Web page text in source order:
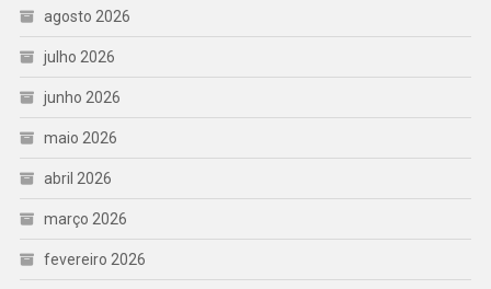
agosto 2026
julho 2026
junho 2026
maio 2026
abril 2026
março 2026
fevereiro 2026